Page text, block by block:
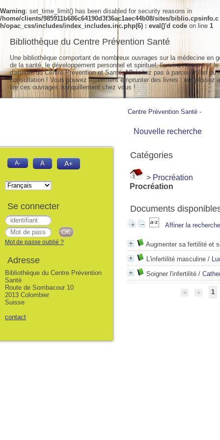
Warning: set_time_limit() has been disabled for security reasons in
/home/clients/985911b686c64190d3f36ac1aec44b08/sites/biblio.cpsinfo.c
h/opac_css/includes/index_includes.inc.php(6) : eval()'d code on line 1
Centre Prévention Santé -
Nouvelle recherche
Catégories
> Procréation
Procréation
Documents
Affiner la recherche
Augmenter sa fertilité et
L'infertilité masculine /
Soigner l'infertilité /
1
Bibliothèque du Centre Prévention Santé
Une bibliothèque comportant de nombreux ouvrages sur la médecine en
de la santé, le développement personnel et spirituel, l'environnement et
d'attente du Centre Prévention et Santé. N'hésitez pas à parcourir l'un
consultation ! Vous pouvez également emprunter des livres : remplissez
lire ces ouvrages tranquillement chez vous !
A- A A+
Se connecter
Mot de passe oublié ?
Adresse
Bibliothèque du Centre Prévention
Santé
Route de Sombacour 10
2013 Colombier
Suisse
contact